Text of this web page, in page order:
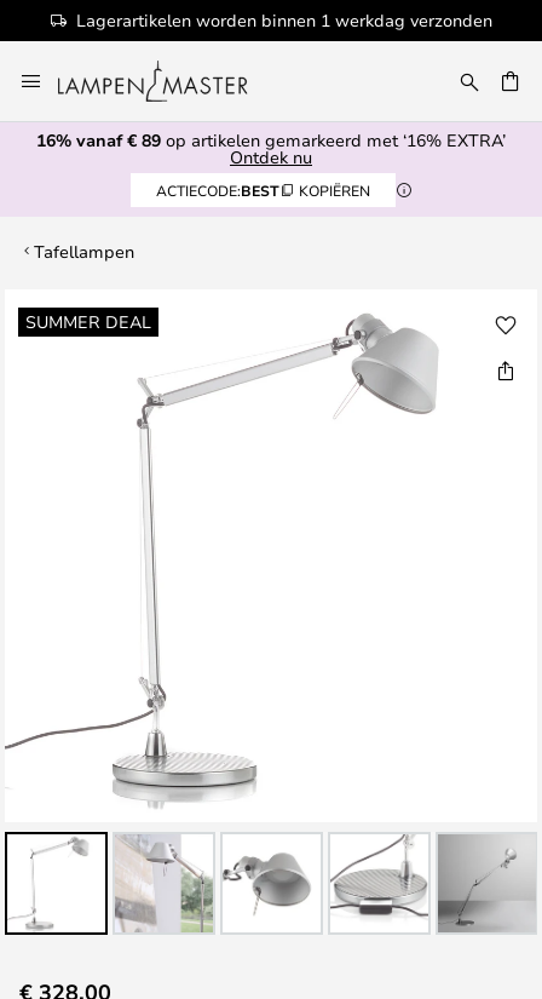
Lagerartikelen worden binnen 1 werkdag verzonden
naar
de
inhoud
16% vanaf € 89 op artikelen gemarkeerd met ‘16% EXTRA’
Ontdek nu
ACTIECODE:BEST KOPIËREN
Tafellampen
SUMMER DEAL
Ga
naar
€ 328,00